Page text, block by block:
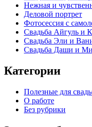
Нежная и
Деловой портрет
Фотосессия с
Свадьба Айгуль и
Свадьба Эли и
Свадьба Даши и
Категории
Полезные для
О работе
Без рубрики